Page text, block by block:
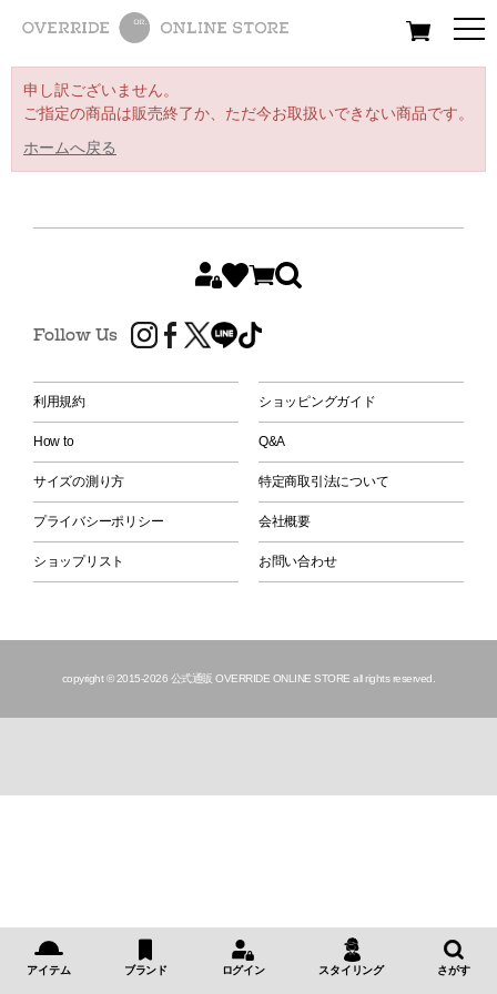
All Women Men
申し訳ございません。
ご指定の商品は販売終了か、ただ今お取扱いできない商品です。
ホームへ戻る
Follow Us
利用規約 ショッピングガイド
How to Q&A
サイズの測り方 特定商取引法について
プライバシーポリシー 会社概要
ショップリスト お問い合わせ
copyright © 2015-2026 公式通販 OVERRIDE ONLINE STORE all rights reserved.
アイテム ブランド ログイン スタイリング さがす